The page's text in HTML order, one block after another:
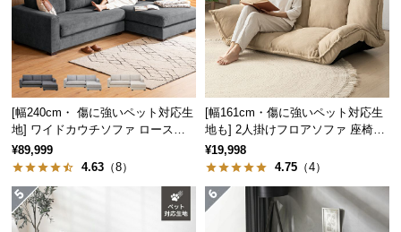
て
小
型
商
品
の
配
送
に
つ
[幅240cm・ 傷に強いペット対応生
地] ワイドカウチソファ ロースタ
イル
¥89,999
4.63 （8）
[幅161cm・傷に強いペット対応生
地も] 2人掛けフロアソファ 座椅子
タイプ リクライニング
¥19,998
4.75 （4）